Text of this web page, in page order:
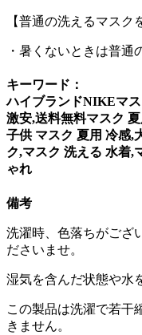
【普通の洗えるマスク
・暑くないときは普
キーワード：
ハイブランドNIKEマ
激安,送料無料マスク
子供 マスク 夏用 冷感,
ク,マスク 洗える 水着,
ゃれ
備考
洗濯時、色落ちがござ
ださいませ。
湿気を含んだ状態や水
この製品は洗濯で若干
きません。